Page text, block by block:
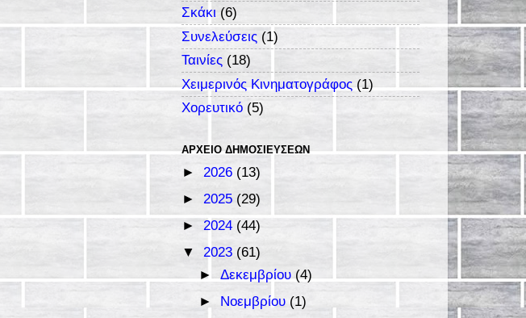
Σκάκι (6)
Συνελεύσεις (1)
Ταινίες (18)
Χειμερινός Κινηματογράφος (1)
Χορευτικό (5)
ΑΡΧΕΊΟ ΔΗΜΟΣΙΕΎΣΕΩΝ
► 2026 (13)
► 2025 (29)
► 2024 (44)
▼ 2023 (61)
►Δεκεμβρίου(4)
► Νοεμβρίου (1)